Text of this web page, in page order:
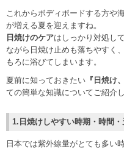
これからボディボードする方や
が増える夏を迎えますね。
日焼けのケアはしっかり対処し
ながら日焼け止めも落ちやすく
もろに浴びてしまいます。
夏前に知っておきたい 『日焼け
ての簡単な知識についてご紹介
1.日焼けしやすい時期・時間・
日本では紫外線量がとても多い